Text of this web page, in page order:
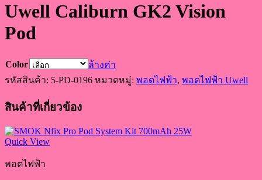
Uwell Caliburn GK2 Vision
Pod
Color
ล้างค่า
รหัสสินค้า: 5-PD-0196 หมวดหมู่: พอตไฟฟ้า, พอตไฟฟ้า Uwell
สินค้าที่เกี่ยวข้อง
Quick View
พอตไฟฟ้า